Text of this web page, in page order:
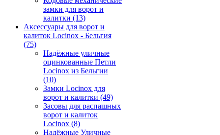
замки для ворот и
калитки (13)
Аксессуары для ворот и
калиток Locinox - Бельгия
(75)
Надёжные уличные
оцинкованные Петли
Locinox из Бельгии
(10)
Замки Locinox для
ворот и калитки (49)
Засовы для распашных
ворот и калиток
Locinox (8)
Надёжные Уличные